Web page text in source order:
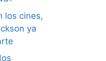
los cines,
ya